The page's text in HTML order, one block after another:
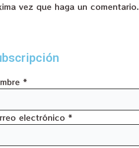
vez que haga un comentario.
*
electrónico *